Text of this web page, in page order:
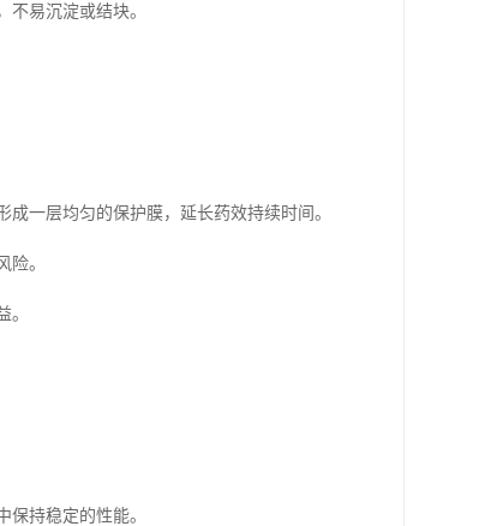
易沉淀或结块。
一层均匀的保护膜，延长药效持续时间。
险。
。
持稳定的性能。